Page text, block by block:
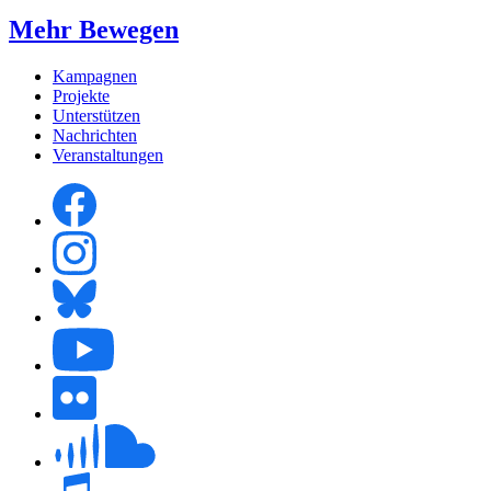
Mehr Bewegen
Kampagnen
Projekte
Unterstützen
Nachrichten
Veranstaltungen